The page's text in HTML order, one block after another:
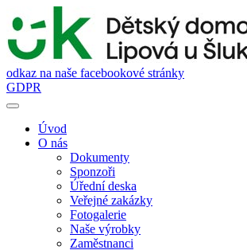
odkaz na naše facebookové stránky
GDPR
Úvod
O nás
Dokumenty
Sponzoři
Úřední deska
Veřejné zakázky
Fotogalerie
Naše výrobky
Zaměstnanci